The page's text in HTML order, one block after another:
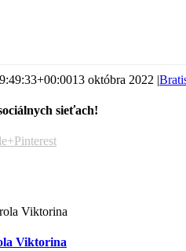
13 októbra 2022 |
sieťach!
Pinterest
Viktorina